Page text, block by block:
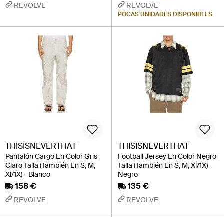
REVOLVE REVOLVE
POCAS UNIDADES DISPONIBLES
THISISNEVERTHAT
Pantalón Cargo En Color Gris
Claro Talla (También En S, M,
Xl/1X) - Blanco
158 €
REVOLVE
THISISNEVERTHAT
Football Jersey En Color Negro
Talla (También En S, M, Xl/1X) -
Negro
135 €
REVOLVE